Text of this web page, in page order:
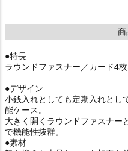
商
●特長
ラウンドファスナー／カード4
●デザイン
小銭入れとしても定期入れとし
能ケース。
大きく開くラウンドファスナー
で機能性抜群。
●素材